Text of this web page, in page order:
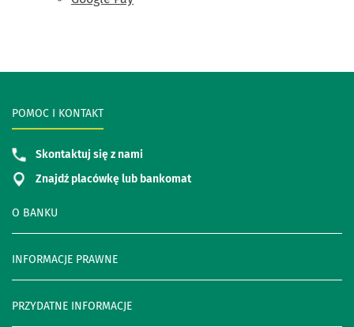
O BANKU
INFORMACJE PRAWNE
PRZYDATNE INFORMACJE
POMOC I KONTAKT
Skontaktuj się z nami
Znajdź placówkę lub bankomat